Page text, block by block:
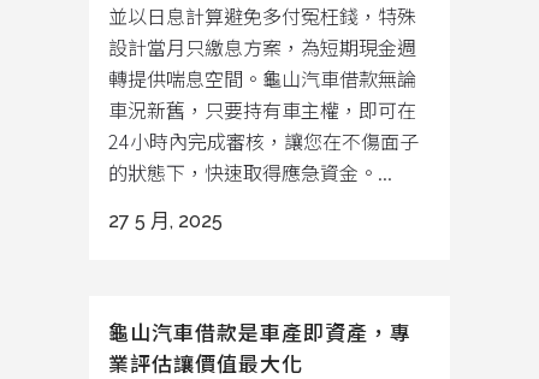
並以日息計算避免多付冤枉錢，特殊
設計當月只繳息方案，為短期現金週
轉提供喘息空間。龜山汽車借款無論
車況新舊，只要持有車主權，即可在
24小時內完成審核，讓您在不傷面子
的狀態下，快速取得應急資金。...
27 5 月, 2025
龜山汽車借款是車產即資產，專
業評估讓價值最大化